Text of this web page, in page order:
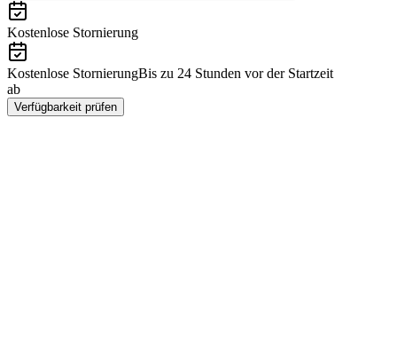
Kostenlose Stornierung
Kostenlose StornierungBis zu 24 Stunden vor der Startzeit
ab
Verfügbarkeit prüfen